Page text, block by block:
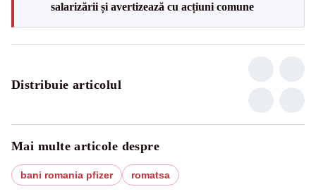
salarizării și avertizează cu acțiuni comune
Distribuie articolul
Mai multe articole despre
bani romania pfizer romatsa